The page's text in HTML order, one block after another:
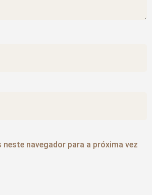
neste navegador para a próxima vez